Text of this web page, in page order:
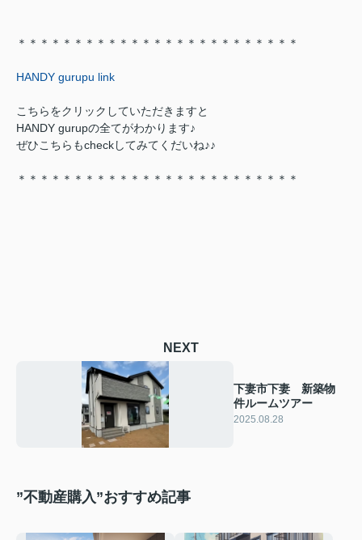
＊＊＊＊＊＊＊＊＊＊＊＊＊＊＊＊＊＊＊＊＊＊＊＊＊
HANDY gurupu link
こちらをクリックしていただきますと
HANDY gurupの全てがわかります♪
ぜひこちらもcheckしてみてくだいね♪♪
＊＊＊＊＊＊＊＊＊＊＊＊＊＊＊＊＊＊＊＊＊＊＊＊＊
NEXT
下妻市下妻 新築物
件ルームツアー
2025.08.28
”不動産購入”おすすめ記事